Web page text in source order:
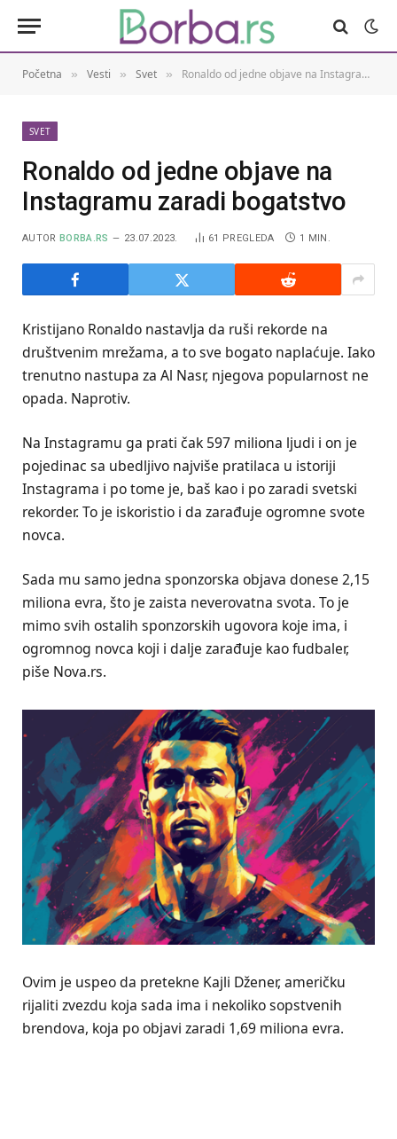
Početna » Vesti » Svet » Ronaldo od jedne objave na Instagramu zaradi bogatstvo
SVET
Ronaldo od jedne objave na
Instagramu zaradi bogatstvo
AUTOR BORBA.RS 23.07.2023. 61 PREGLEDA 1 MIN.
Kristijano Ronaldo nastavlja da ruši rekorde na
društvenim mrežama, a to sve bogato naplaćuje. Iako
trenutno nastupa za Al Nasr, njegova popularnost ne
opada. Naprotiv.
Na Instagramu ga prati čak 597 miliona ljudi i on je
pojedinac sa ubedljivo najviše pratilaca u istoriji
Instagrama i po tome je, baš kao i po zaradi svetski
rekorder. To je iskoristio i da zarađuje ogromne svote
novca.
Sada mu samo jedna sponzorska objava donese 2,15
miliona evra, što je zaista neverovatna svota. To je
mimo svih ostalih sponzorskih ugovora koje ima, i
ogromnog novca koji i dalje zarađuje kao fudbaler,
piše Nova.rs.
Ovim je uspeo da pretekne Kajli Džener, američku
rijaliti zvezdu koja sada ima i nekoliko sopstvenih
brendova, koja po objavi zaradi 1,69 miliona evra.